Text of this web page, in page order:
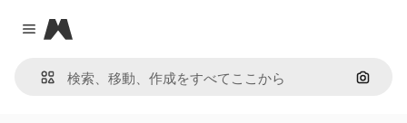
Close menu
Magnific
画像で